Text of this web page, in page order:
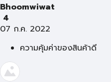
Bhoomwiwat
4
07 ก.ค. 2022
ความคุ้มค่าของสินค้าดี